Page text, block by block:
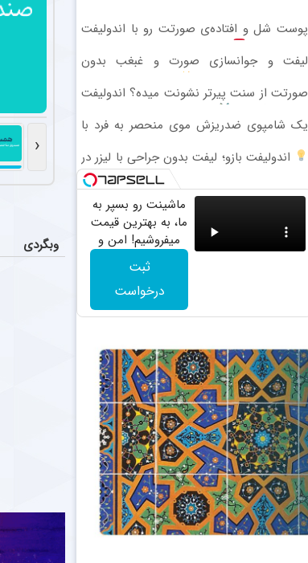
پوست شل و افتاده‌ی صورتت رو با اندولیفت
لیفت و جوانسازی صورت و غبغب بدون
صورتت از سنت پیرتر نشونت میده؟ اندولیفت
یک شامپوی ضدریزش موی منحصر به فرد با
اندولیفت بازو؛ لیفت بدون جراحی با لیزر در
ماشینت رو بسپر به
ما، به بهترین قیمت
میفروشیم! امن و
بی درد سر
ثبت
درخواست
پیتسو
ستاره سابق
یحیی
از
از پوشیدن
اگر به
‹
وبگردی